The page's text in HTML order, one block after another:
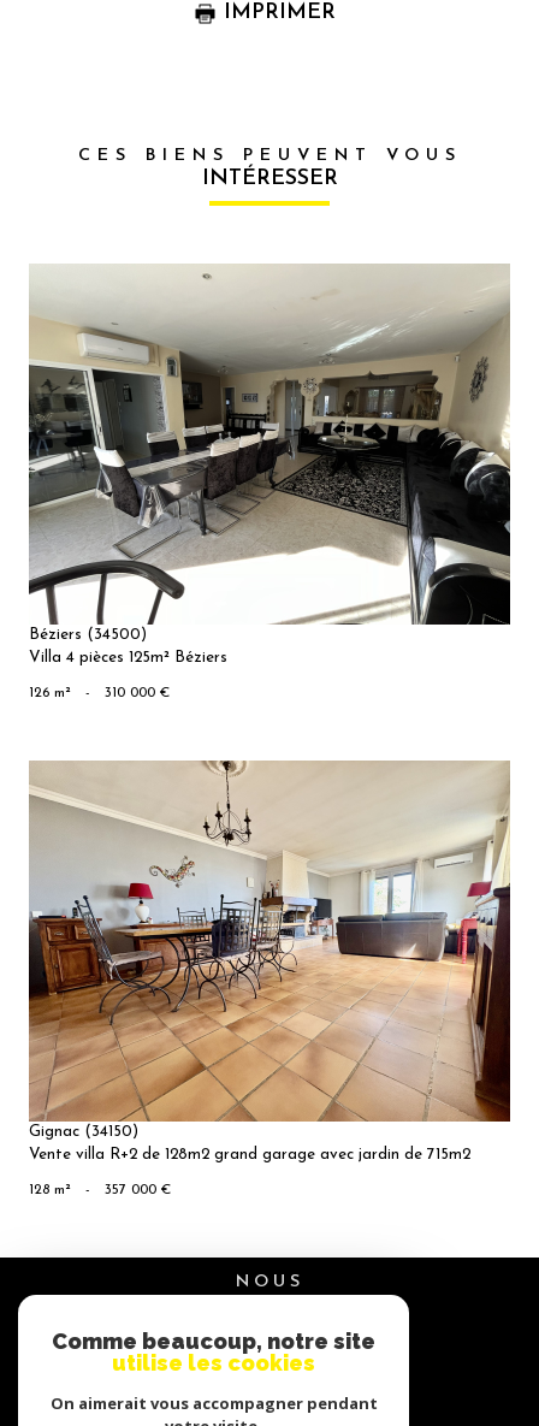
IMPRIMER
CES BIENS PEUVENT VOUS
INTÉRESSER
VOIR LE
BIEN
Béziers (34500)
Villa 4 pièces 125m² Béziers
126 m² - 310 000 €
VOIR LE
BIEN
Gignac (34150)
Vente villa R+2 de 128m2 grand garage avec jardin de 715m2
128 m² - 357 000 €
NOUS
NOUS
Comme beaucoup, notre site
utilise les cookies
On aimerait vous accompagner pendant